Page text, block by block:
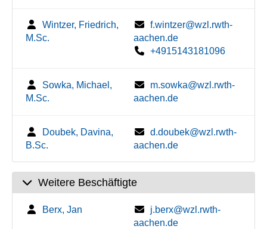
Wintzer, Friedrich,
M.Sc.
f.wintzer@wzl.rwth-
aachen.de
+4915143181096
Sowka, Michael,
M.Sc.
m.sowka@wzl.rwth-
aachen.de
Doubek, Davina,
B.Sc.
d.doubek@wzl.rwth-
aachen.de
Weitere Beschäftigte
Berx, Jan
j.berx@wzl.rwth-
aachen.de